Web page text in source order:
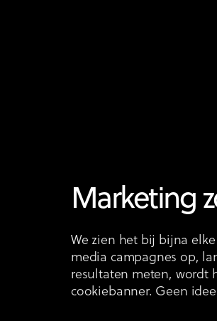
Marketing
We zien het bij bijna
media campagnes op,
resultaten meten, wordt
cookiebanner. Geen